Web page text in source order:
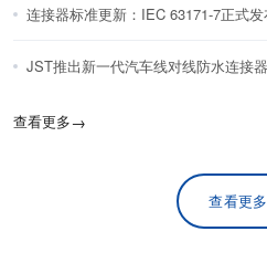
连接器标准更新：IEC 63171-7正式
JST推出新一代汽车线对线防水连接
查看更多→
查看更多